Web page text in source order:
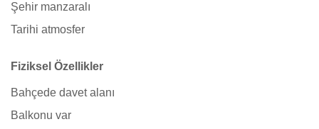
Şehir manzaralı
Tarihi atmosfer
Fiziksel Özellikler
Bahçede davet alanı
Balkonu var